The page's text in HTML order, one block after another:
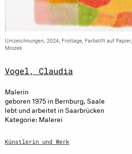
Umzeichnungen, 2024, Frottage, Farbstift auf
Mrozek
Vogel, Claudia
Malerin
geboren 1975 in Bernburg, Saale
lebt und arbeitet in Saarbrücken
Kategorie: Malerei
Künstlerin und Werk